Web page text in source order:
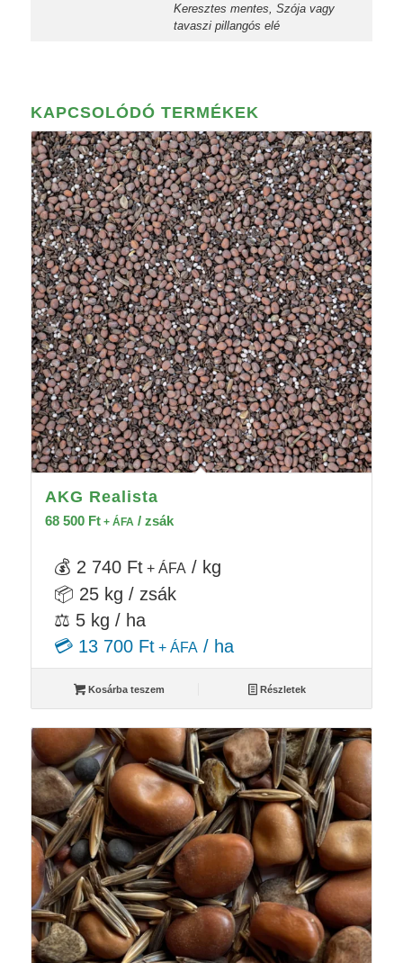
Keresztes mentes, Szója vagy
tavaszi pillangós elé
KAPCSOLÓDÓ TERMÉKEK
AKG Realista
68 500 Ft+ ÁFA / zsák
💰 2 740 Ft+ ÁFA / kg
📦 25 kg / zsák
⚖️ 5 kg / ha
💳 13 700 Ft+ ÁFA/ ha
Kosárba teszem Részletek